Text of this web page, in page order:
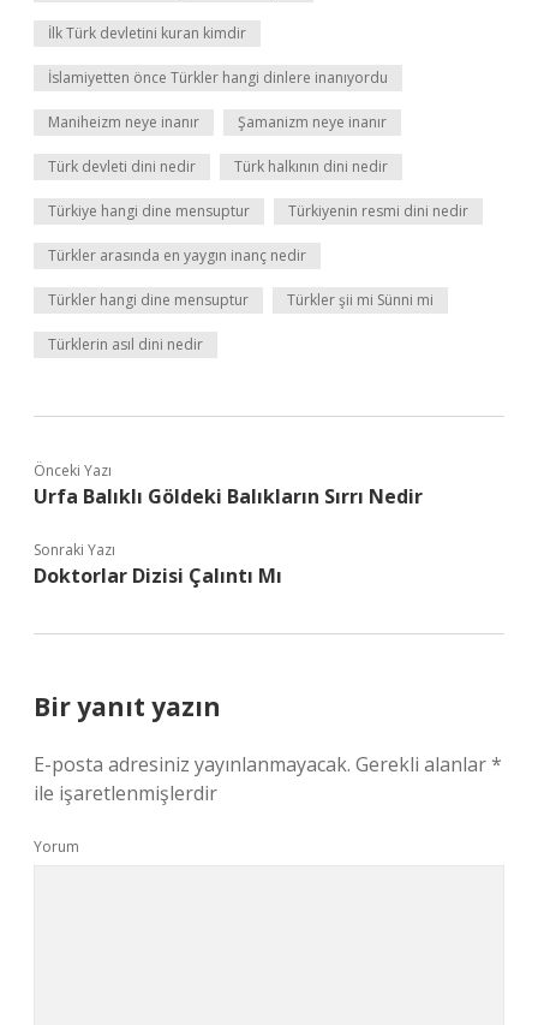
İlk Türk devletini kuran kimdir
İslamiyetten önce Türkler hangi dinlere inanıyordu
Maniheizm neye inanır Şamanizm neye inanır
Türk devleti dini nedir Türk halkının dini nedir
Türkiye hangi dine mensuptur Türkiyenin resmi dini nedir
Türkler arasında en yaygın inanç nedir
Türkler hangi dine mensuptur Türkler şii mi Sünni mi
Türklerin asıl dini nedir
Önceki Yazı
Urfa Balıklı Göldeki Balıkların Sırrı Nedir
Sonraki Yazı
Doktorlar Dizisi Çalıntı Mı
Bir yanıt yazın
E-posta adresiniz yayınlanmayacak. Gerekli alanlar*
ile işaretlenmişlerdir
Yorum